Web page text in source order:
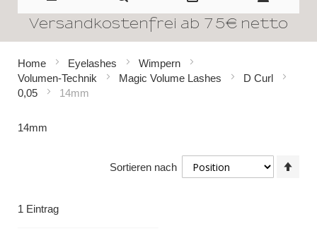
Direkt
Inhalt
Versandkostenfrei ab 75€ netto
Home Eyelashes
Wimpern
Volumen-Technik
Magic Volume Lashes
D Curl
0,05
14mm
14mm
1 Eintrag
Sortieren nach